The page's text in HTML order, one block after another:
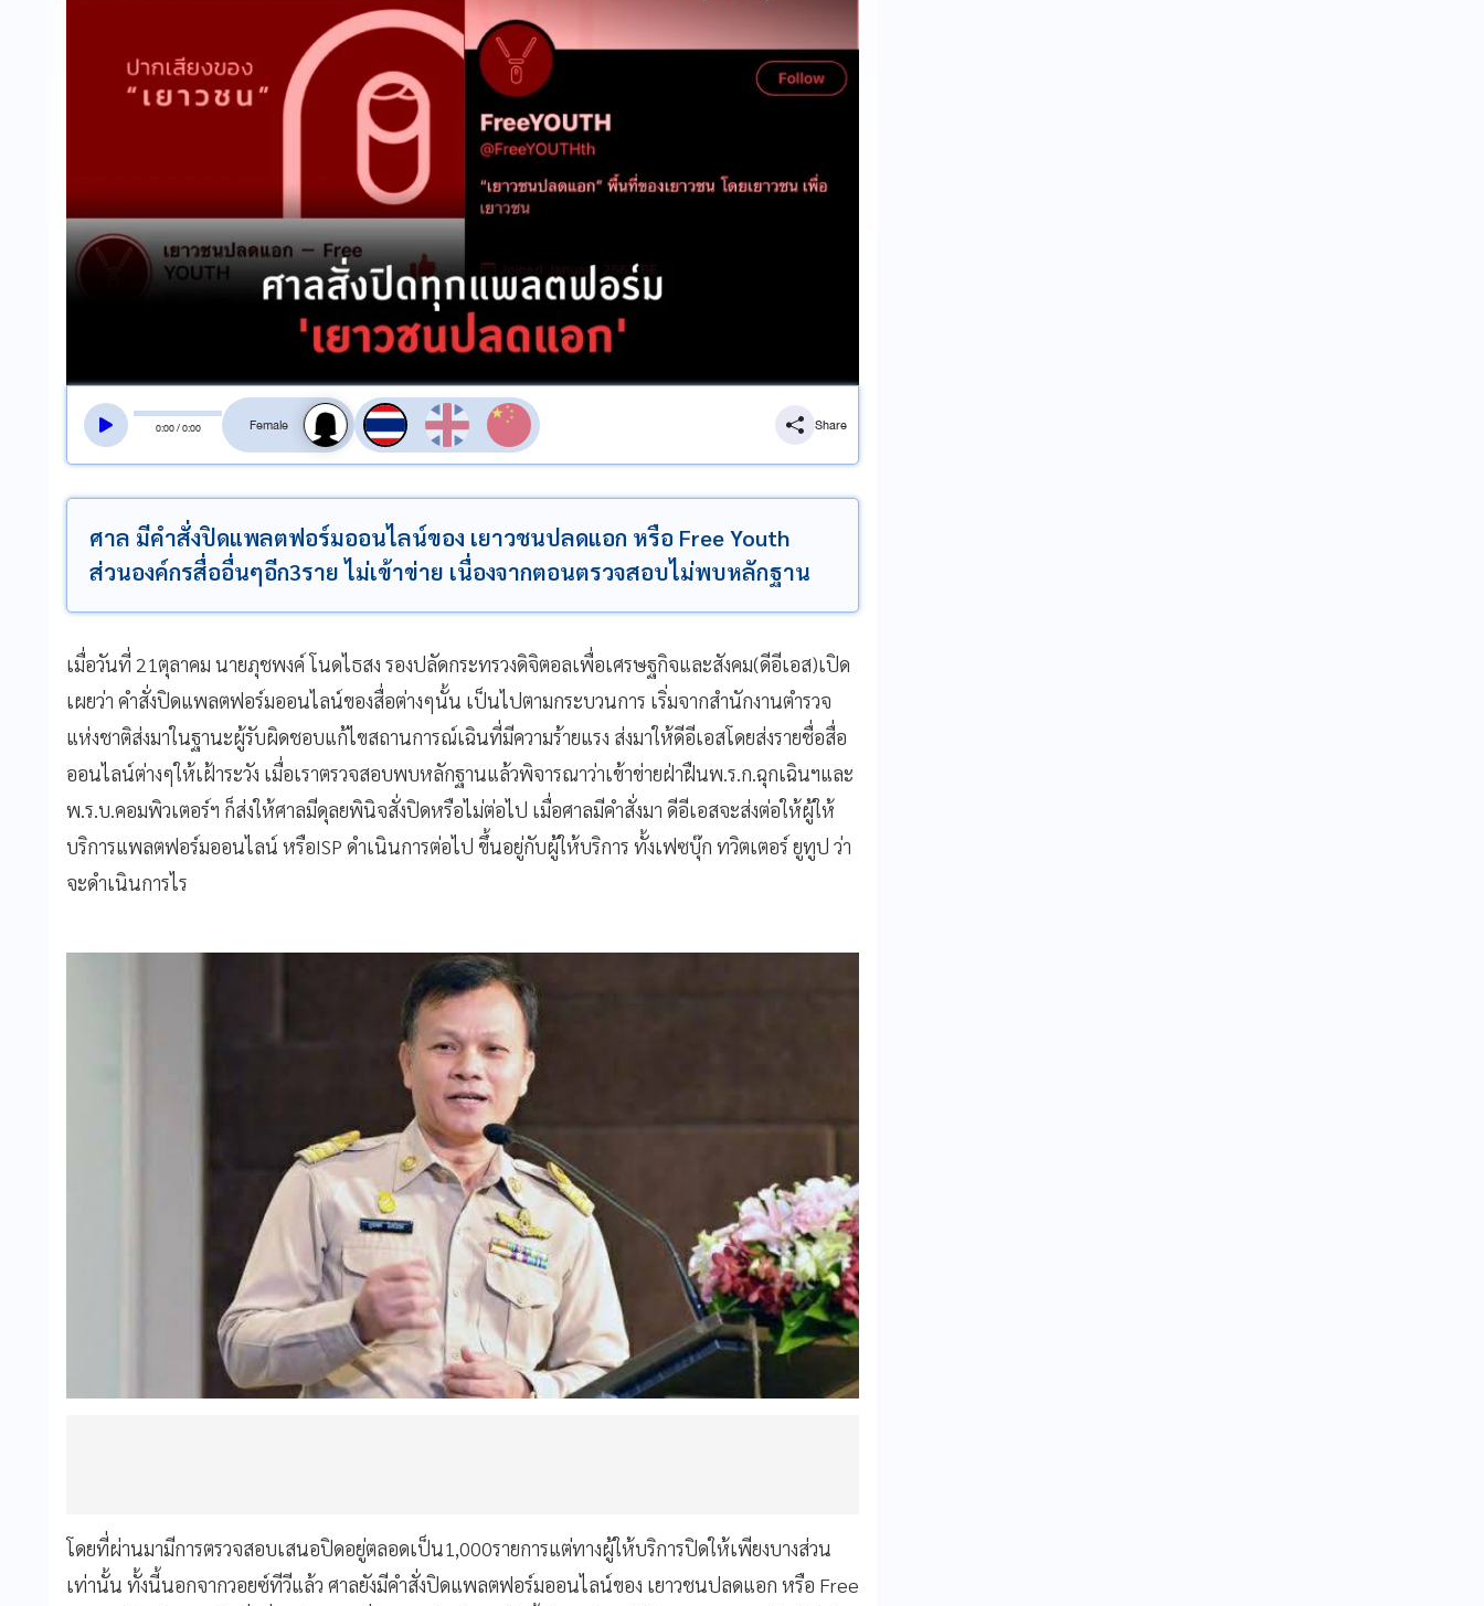
0:00/0:00
สลับเสียงอ่าน
Share
ศาล มีคำสั่งปิดแพลตฟอร์มออนไลน์ของ​ เยาวชนปลดแอก​ หรือ​ Free Youth ​
ส่วนองค์กรสื่ออื่นๆอีก3ราย ไม่เข้าข่าย​ เนื่องจากตอนตรวจสอบไม่พบหลักฐาน
เมื่อวันที่ ​21​ตุลาคม​ นายภุชพงค์ ​โนดไธสง​ รองปลัดกระทรวงดิจิตอลเพื่อเศรษฐกิจและสังคม(ดีอีเอส)​เปิด
เผยว่า​ คำสั่งปิดแพลตฟอร์มออนไลน์​ของสื่อต่างๆนั้น เป็นไปตามกระบวนการ​ เริ่มจากสำนักงานตำรวจ
แห่งชาติ​ส่งมาในฐานะ​ผู้รับผิดชอบแก้ไขสถานการณ์เฉินที่มีความร้ายแรง​ ส่งมาให้ดีอีเอสโดยส่งรายชื่อสื่อ​
ออนไลน์ต่างๆให้เฝ้าระวัง​ ​เมื่อเราตรวจสอบพบหลักฐานแล้วพิจารณา​ว่าเข้าข่ายฝ่าฝืนพ.ร.ก.ฉุกเฉินฯและ
พ.ร.บ.คอมพิวเตอร์ฯ​ ก็ส่งให้ศาลมีดุลยพินิจสั่งปิดหรือไม่ต่อไป​ เมื่อศาลมีคำสั่งมา​ ดีอีเอสจะส่งต่อให้ผู้ให้
บริการแพลตฟอร์มออนไลน์​ หรือISP ดำเนินการต่อไป​ ขึ้นอยู่กับผู้ให้บริการ​ ทั้งเฟซบุ๊ก​ ทวิตเตอร์​ ยูทูป​ ว่า
จะดำเนินการไร
โดยที่ผ่านมามีการตรวจสอบเสนอปิดอยู่ตลอดเป็น1,000รายการแต่ทางผู้ให้บริการปิดให้เพียงบางส่วน
เท่านั้น ทั้งนี้นอกจากวอยซ์ทีวีแล้ว​ ศาลยังมีคำสั่งปิดแพลตฟอร์มออนไลน์ของ​ เยาวชนปลดแอก​ หรือ​ Free